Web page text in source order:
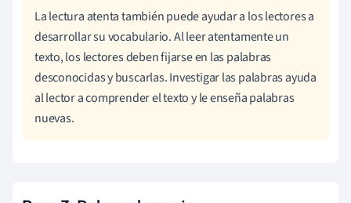
La lectura atenta también puede ayudar a los lectores a
desarrollar su vocabulario. Al leer atentamente un
texto, los lectores deben fijarse en las palabras
desconocidas y buscarlas. Investigar las palabras ayuda
al lector a comprender el texto y le enseña palabras
nuevas.